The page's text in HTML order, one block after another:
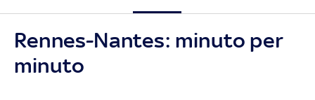
Rennes-Nantes: minuto per
minuto